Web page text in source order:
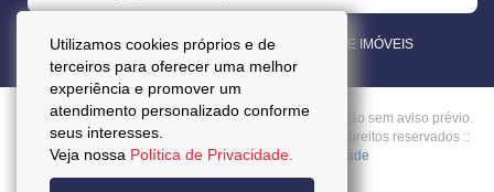
Utilizamos cookies próprios e de
terceiros para oferecer uma melhor
experiência e promover um
atendimento personalizado conforme
seus interesses.
Veja nossa Política de Privacidade.
VENDA - LOCAÇÃO - ADMINISTRAÇÃO DE IMÓVEIS
Preços mencionados neste site estão sujeitos a alteração sem aviso prévio.
Copyright © 2026 - Kasa Prestige Imoveis :: Todos os direitos reservados ::
CRECI: J27037 ::Política da Privacidade